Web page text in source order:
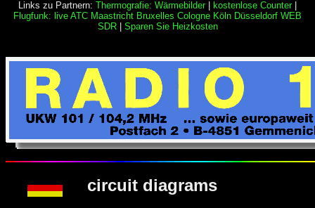
Links zu Partnern: Thermografie: Wärmebilder| kostenlose Counter|
Flugfunk: live ATC Maastricht Bruxelles Cologne Köln Düsseldorf WEB
SDR| Sparen Sie Heizkosten
circuit diagrams